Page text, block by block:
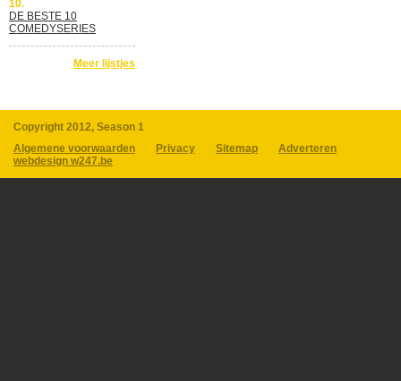
10.
DE BESTE 10
COMEDYSERIES
Meer lijstjes
Copyright 2012, Season 1
Algemene voorwaarden
Privacy Sitemap
Adverteren
webdesign w247.be